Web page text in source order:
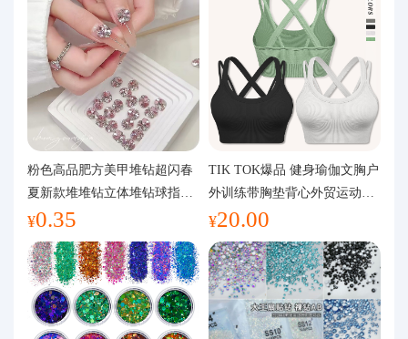
粉色高品肥方美甲堆钻超闪春
夏新款堆堆钻立体堆钻球指甲
装饰品
¥0.35
TIK TOK爆品 健身瑜伽文胸户
外训练带胸垫背心外贸运动瑜
伽服女
¥20.00